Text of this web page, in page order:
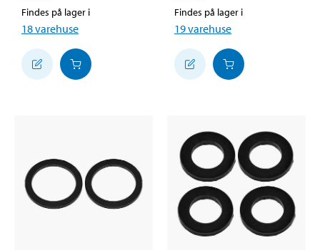
Findes på lager i
18varehuse
Findes på lager i
19varehuse